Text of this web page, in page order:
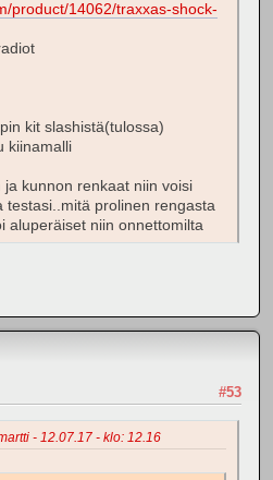
product/14062/traxxas-shock-
kit slashistä(tulossa)
kiinamalli
kunnon renkaat niin voisi
testasi..mitä prolinen rengasta
aluperäiset niin onnettomilta
#53
- 12.07.17 - klo: 12.16